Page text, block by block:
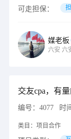
可走担保：
媒老板
六安 六
交友cpa，有
编号： 4077 时
类目： 项目合作